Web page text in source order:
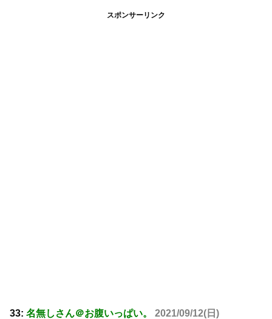
スポンサーリンク
33: 名無しさん＠お腹いっぱい。
2021/09/12(日)